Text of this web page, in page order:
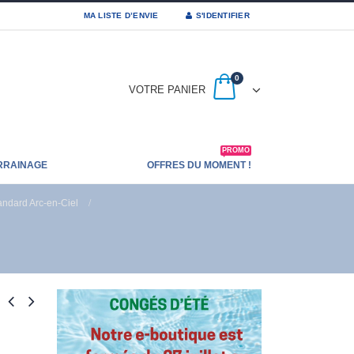
MA LISTE D’ENVIE S'IDENTIFIER
VOTRE PANIER
0
OFFRES DU MOMENT !
PROMO
Arc-en-Ciel